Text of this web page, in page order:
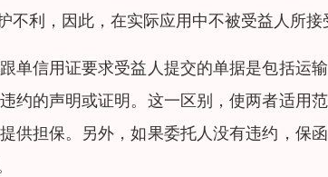
不利，因此，在实际应用中不被受益人所接
单信用证要求受益人提交的单据是包括运
约的声明或证明。这一区别，使两者适用
供担保。另外，如果委托人没有违约，保